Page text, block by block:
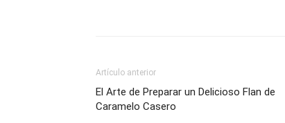
Artículo anterior
El Arte de Preparar un Delicioso Flan de
Caramelo Casero